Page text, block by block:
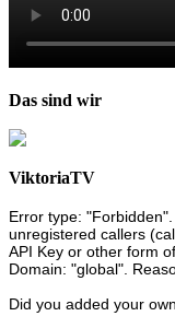
Das sind wir
ViktoriaTV
Error type:
unregistered callers
API Key or other form
Domain: "global".
Did you added your